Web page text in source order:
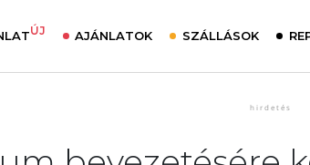
ÚJ AJÁNLATOK SZÁLLÁSOK